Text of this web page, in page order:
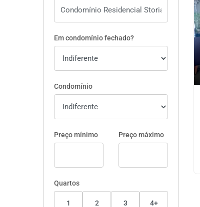
Em condomínio fechado?
Condomínio
Preço mínimo Preço máximo
Quartos
1 2 3 4+